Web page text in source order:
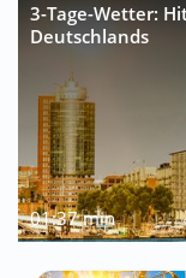
3-Tage-Wetter:
Deutschlands
01:37 min